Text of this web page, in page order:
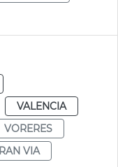
VALENCIA
VORERES
VIA